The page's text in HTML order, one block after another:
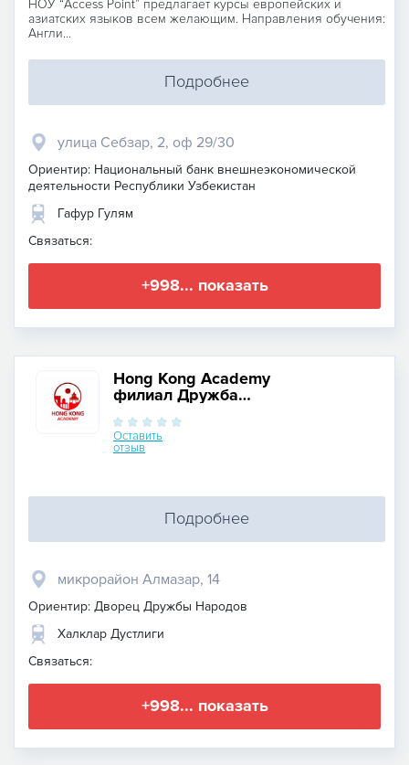
НОУ “Access Point” предлагает курсы европейских и
азиатских языков всем желающим. Направления обучения:
Англи...
Подробнее
улица Себзар, 2, оф 29/30
Ориентир: Национальный банк внешнеэкономической
деятельности Республики Узбекистан
Гафур Гулям
Связаться:
+998... показать
Hong Kong Academy
филиал Дружба
Оставить
отзыв
Подробнее
микрорайон Алмазар, 14
Ориентир: Дворец Дружбы Народов
Халклар Дустлиги
Связаться:
+998... показать